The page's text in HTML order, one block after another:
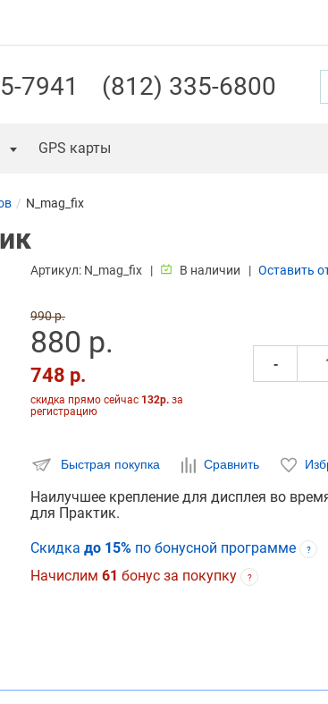
7941 (812) 335-6800
GPS карты
N_mag_fix
Артикул: N_mag_fix В наличии Оставить
990 р.
880 р.
748 р.
скидка прямо сейчас 132р. за
регистрацию
‐
Быстрая покупка Сравнить
Наилучшее крепление для дисплея во
для Практик.
Скидка до 15% по бонусной программе ?
Начислим 61 бонус за покупку ?